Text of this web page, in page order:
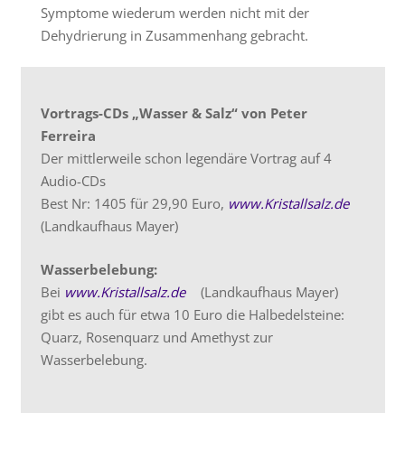
Symptome wiederum werden nicht mit der
Dehydrierung in Zusammenhang gebracht.
Vortrags-CDs „Wasser & Salz“ von Peter
Ferreira
Der mittlerweile schon legendäre Vortrag auf 4
Audio-CDs
Best Nr: 1405 für 29,90 Euro, www.Kristallsalz.de
(Landkaufhaus Mayer)
Wasserbelebung:
Bei www.Kristallsalz.de
(Landkaufhaus Mayer)
gibt es auch für etwa 10 Euro die Halbedelsteine:
Quarz, Rosenquarz und Amethyst zur
Wasserbelebung.